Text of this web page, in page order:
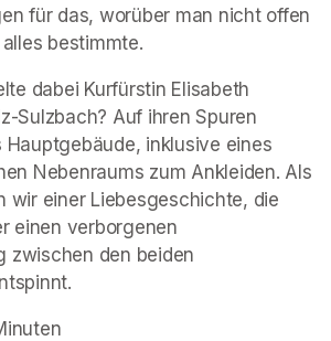
für das, worüber man nicht offen
bestimmte.
dabei Kurfürstin Elisabeth
Sulzbach? Auf ihren Spuren
Hauptgebäude, inklusive eines
Nebenraums zum Ankleiden. Als
wir einer Liebesgeschichte, die
einen verborgenen
zwischen den beiden